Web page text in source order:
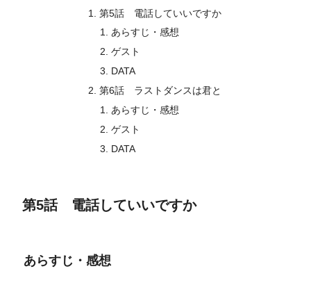
第5話 電話していいですか
あらすじ・感想
ゲスト
DATA
第6話 ラストダンスは君と
あらすじ・感想
ゲスト
DATA
第5話 電話していいですか
あらすじ・感想